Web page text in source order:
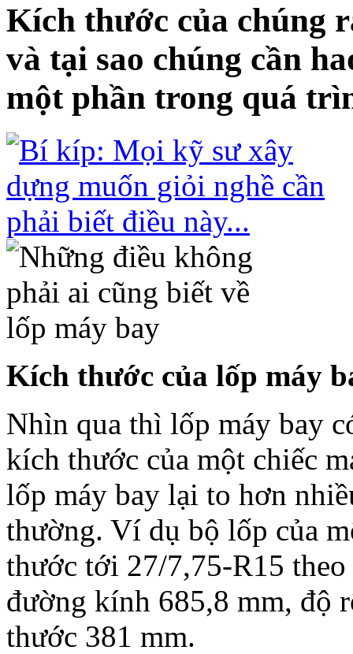
Kích thước của chúng
và tại sao chúng cần
một phần trong quá
Kích thước của lốp máy
Nhìn qua thì lốp máy bay
kích thước của một chiếc
lốp máy bay lại to hơn
thường. Ví dụ bộ lốp của
thước tới 27/7,75-R15
đường kính 685,8 mm, độ
thước 381 mm.